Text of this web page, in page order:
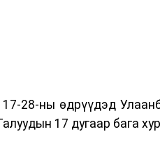
28-ны өдрүүдэд
17 дугаар бага